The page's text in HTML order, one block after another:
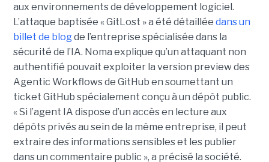
aux environnements de développement logiciel.
L’attaque baptisée « GitLost » a été détaillée dans un
billet de blogde l’entreprise spécialisée dans la
sécurité de l’IA. Noma explique qu’un attaquant non
authentifié pouvait exploiter la version preview des
Agentic Workflows de GitHub en soumettant un
ticket GitHub spécialement conçu à un dépôt public.
« Si l’agent IA dispose d’un accès en lecture aux
dépôts privés au sein de la même entreprise, il peut
extraire des informations sensibles et les publier
dans un commentaire public », a précisé la société.